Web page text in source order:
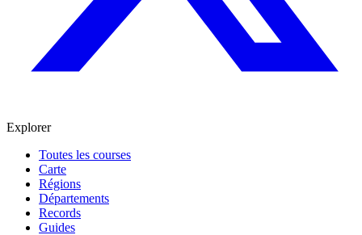
Explorer
Toutes les courses
Carte
Régions
Départements
Records
Guides